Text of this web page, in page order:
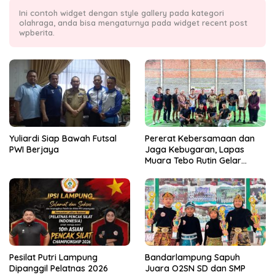
Ini contoh widget dengan style gallery pada kategori
olahraga, anda bisa mengaturnya pada widget recent post
wpberita.
Yuliardi Siap Bawah Futsal
PWI Berjaya
Pererat Kebersamaan dan
Jaga Kebugaran, Lapas
Muara Tebo Rutin Gelar
Pesilat Putri Lampung
Dipanggil Pelatnas 2026
Bandarlampung Sapuh
Juara O2SN SD dan SMP